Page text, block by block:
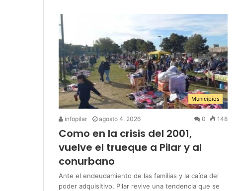
Municipios
infopilar agosto 4, 2026 0 148
Como en la crisis del 2001,
vuelve el trueque a Pilar y al
conurbano
Ante el endeudamiento de las familias y la caída del
poder adquisitivo, Pilar revive una tendencia que se